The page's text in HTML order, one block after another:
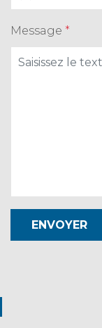
Message *
ENVOYER